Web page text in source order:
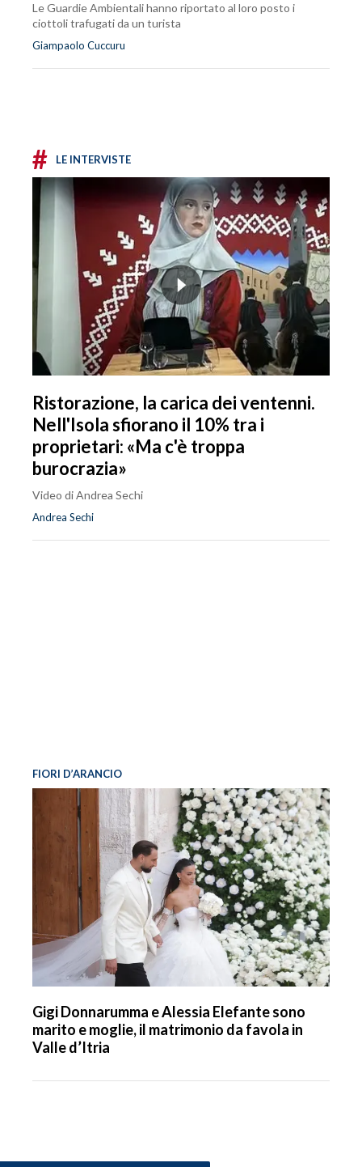
Le Guardie Ambientali hanno riportato al loro posto i
ciottoli trafugati da un turista
Giampaolo Cuccuru
# LE INTERVISTE
Ristorazione, la carica dei ventenni.
Nell'Isola sfiorano il 10% tra i
proprietari: «Ma c'è troppa
burocrazia»
Video di Andrea Sechi
Andrea Sechi
FIORI D’ARANCIO
Gigi Donnarumma e Alessia Elefante sono
marito e moglie, il matrimonio da favola in
Valle d’Itria